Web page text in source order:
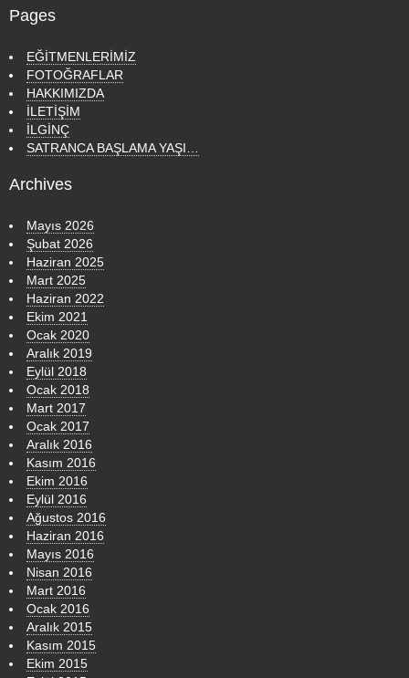
Pages
EĞİTMENLERİMİZ
FOTOĞRAFLAR
HAKKIMIZDA
İLETİŞİM
İLGİNÇ
SATRANCA BAŞLAMA YAŞI…
Archives
Mayıs 2026
Şubat 2026
Haziran 2025
Mart 2025
Haziran 2022
Ekim 2021
Ocak 2020
Aralık 2019
Eylül 2018
Ocak 2018
Mart 2017
Ocak 2017
Aralık 2016
Kasım 2016
Ekim 2016
Eylül 2016
Ağustos 2016
Haziran 2016
Mayıs 2016
Nisan 2016
Mart 2016
Ocak 2016
Aralık 2015
Kasım 2015
Ekim 2015